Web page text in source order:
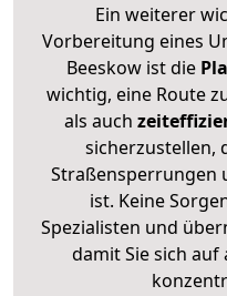
Ein weiterer
Vorbereitung eines
Beeskow ist die
wichtig, eine Route
als auch
sicherzustellen,
Straßensperrungen
ist. Keine
Spezialisten und
damit Sie sich auf